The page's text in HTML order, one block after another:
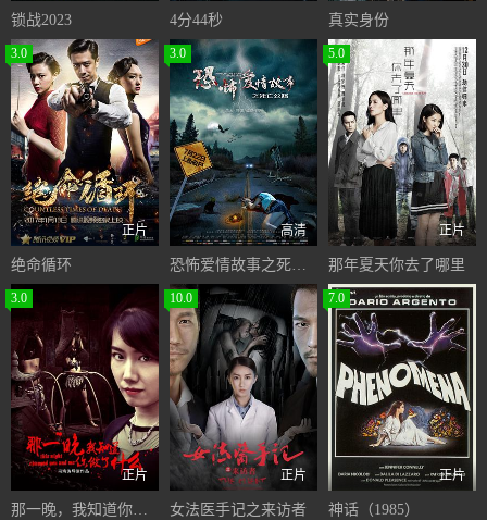
锁战2023 4分44秒 真实身份
3.0
正片
绝命循环
3.0
高清
恐怖爱情故事之死亡公路
5.0
正片
那年夏天你去了哪里
3.0
正片
那一晚，我知道你做了什么
10.0
正片
女法医手记之来访者
7.0
正片
神话（1985）